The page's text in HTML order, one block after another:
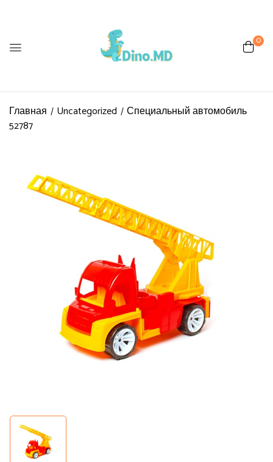
0
Главная Uncategorized
Специальный автомобиль
52787